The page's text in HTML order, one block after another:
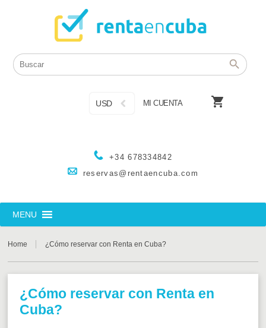
+34 678334842
reservas@rentaencuba.com
USD MI CUENTA 
MENU
Home ¿Cómo reservar con Renta en Cuba?
¿Cómo reservar con Renta en
Cuba?